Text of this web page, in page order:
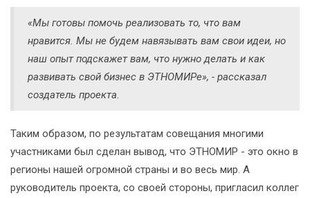
«Мы готовы помочь реализовать то, что вам
нравится. Мы не будем навязывать вам свои идеи, но
наш опыт подскажет вам, что нужно делать и как
развивать свой бизнес в ЭТНОМИРе», - рассказал
создатель проекта.
Таким образом, по результатам совещания многими
участниками был сделан вывод, что ЭТНОМИР - это окно в
регионы нашей огромной страны и во весь мир. А
руководитель проекта, со своей стороны, пригласил коллег